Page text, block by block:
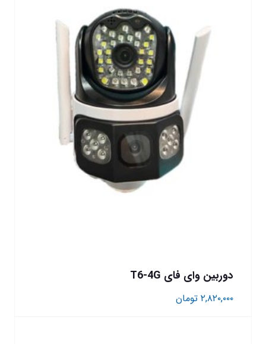
دوربین وای فای T6-4G
۲,۸۲۰,۰۰۰ تومان